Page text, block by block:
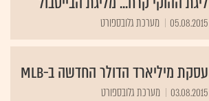
05.08.2015 מערכת גלובספורט
עסקת מיליארד הדולר החדשה ב-MLB
03.08.2015 מערכת גלובספורט